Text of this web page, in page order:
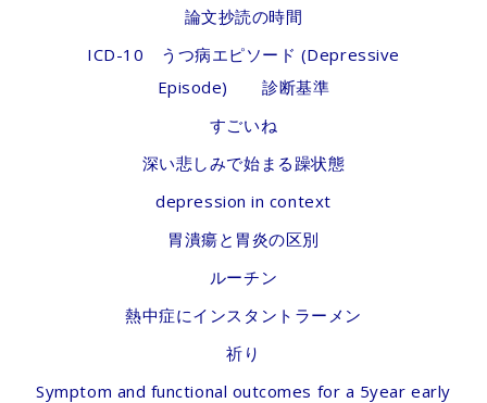
論文抄読の時間
ICD-10 うつ病エピソード (Depressive
Episode) 診断基準
すごいね
深い悲しみで始まる躁状態
depression in context
胃潰瘍と胃炎の区別
ルーチン
熱中症にインスタントラーメン
祈り
Symptom and functional outcomes for a 5year early